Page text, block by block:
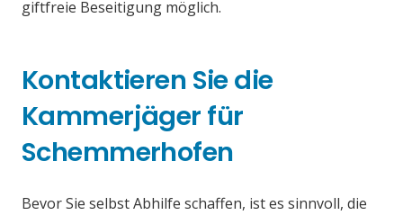
giftfreie Beseitigung möglich.
Kontaktieren Sie die
Kammerjäger für
Schemmerhofen
Bevor Sie selbst Abhilfe schaffen, ist es sinnvoll, die